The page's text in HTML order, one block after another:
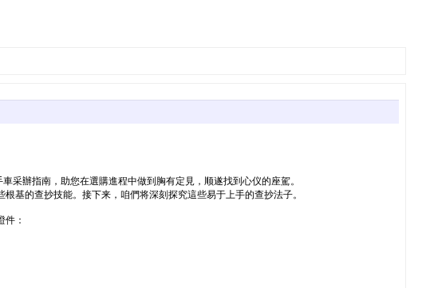
采辦指南，助您在選購進程中做到胸有定見，顺遂找到心仪的座駕。
基的查抄技能。接下来，咱們将深刻探究這些易于上手的查抄法子。
：